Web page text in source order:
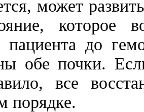
может
которое
пациента до
обе почки.
все
порядке.